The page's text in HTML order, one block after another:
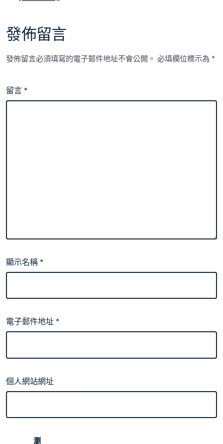
發佈留言
發佈留言必須填寫的電子郵件地址不會公開。 必填欄位標示為*
留言*
顯示名稱*
電子郵件地址*
個人網站網址
瀏